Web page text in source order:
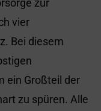
zur
vier
Bei diesem
ein Großteil der
zu spüren. Alle